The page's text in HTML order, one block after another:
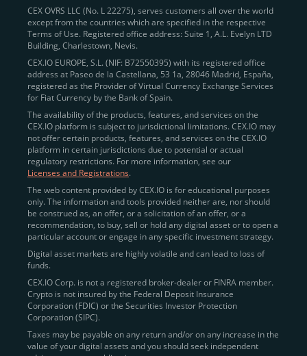
CEX OVRS LLC (No. L 22275), serves customers all over the world
except from the countries which are specified in the respective
Terms of Use. Registered office address: Suite 1, A.L. Evelyn LTD
Building, Charlestown, Nevis.
CEX.IO EUROPE, S.L. (NIF: B72550395) with its registered office
address at Paseo de la Castellana, 53 1a, 28046 Madrid, España,
registered as the Provider of Virtual Currency Exchange Services
for Fiat Currency by the Bank of Spain.
The availability of the products, features, and services on the
CEX.IO platform is subject to jurisdictional limitations. CEX.IO may
not offer certain products, features, and services on the CEX.IO
platform in certain jurisdictions due to potential or actual
regulatory restrictions. For more information, see our
Licenses and Registrations.
The web content provided by CEX.IO is for educational purposes
only. The information and tools provided neither are, nor should
be construed as, an offer, or a solicitation of an offer, or a
recommendation, to buy, sell or hold any digital asset or to open a
particular account or engage in any specific investment strategy.
Digital asset markets are highly volatile and can lead to loss of
funds.
CEX.IO Corp. is not a registered broker-dealer or FINRA member.
Crypto is not insured by the Federal Deposit Insurance
Corporation (FDIC) or the Securities Investor Protection
Corporation (SIPC).
Taxes may be payable on any return and/or on any increase in the
value of your digital assets and you should seek independent